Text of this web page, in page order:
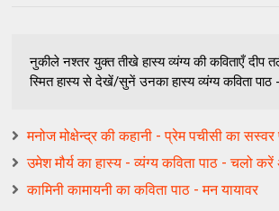
नुकीले नश्तर युक्त तीखे हास्य व्यंग्य की कविताएँ दीप
स्मित हास्य से देखें/सुनें उनका हास्य व्यंग्य कविता पाठ -
मनोज मोक्षेन्द्र की कहानी - प्रेम पचीसी का सस्वर
उमेश मौर्य का हास्य - व्यंग्य कविता पाठ - चलो करें
कामिनी कामायनी का कविता पाठ - मन यायावर